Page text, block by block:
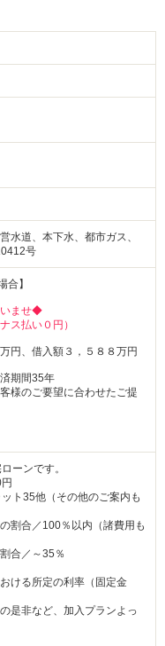
でもお気軽にお問い合わせ
にも分かりやすく丁寧に対応
道、本下水、都市ガス、
号
合】
いませ◆
ス払い０円）
円、借入額３，５８８万円
期間35年
様のご要望に合わせたご提
ーンです。
ト35他（その他のご案内も
割合／100％以内（諸費用も
合／～35％
ける所定の利率（固定金
など、加入プランよっ